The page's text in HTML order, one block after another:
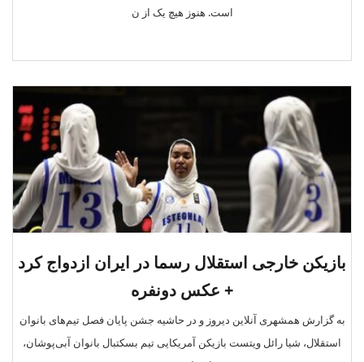
است. هنوز هیچ‌ یک از ن
بازیکن خارجی استقلال رسما در ایران ازدواج کرد
+ عکس دونفره
به گزارش همشهری آنلاین دیروز و در حاشیه جشن پایان فصل تیم‌های بانوان
استقلال، شیا رائل ویتست بازیکن آمریکایی تیم بسکتبال بانوان آبی‌پوشان،